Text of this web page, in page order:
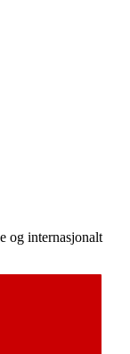
og internasjonalt